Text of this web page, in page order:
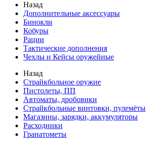
Назад
Дополнительные аксессуары
Бинокли
Кобуры
Рации
Тактические дополнения
Чехлы и Кейсы оружейные
Назад
Страйкбольное оружие
Пистолеты, ПП
Автоматы, дробовики
Страйкбольные винтовки, пулемёты
Магазины, зарядки, аккумуляторы
Расходники
Гранатометы